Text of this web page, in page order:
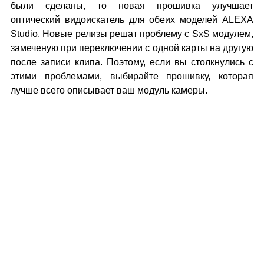
были сделаны, то новая прошивка улучшает
оптический видоискатель для обеих моделей ALEXA
Studio. Новые релизы решат проблему с SxS модулем,
замеченую при переключении с одной карты на другую
после записи клипа. Поэтому, если вы столкнулись с
этими проблемами, выбирайте прошивку, которая
лучше всего описывает ваш модуль камеры.